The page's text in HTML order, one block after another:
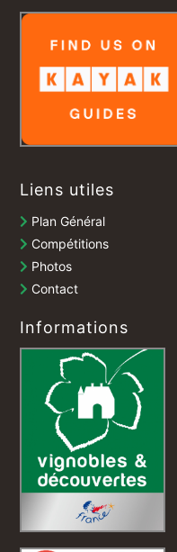
Liens utiles
Plan Général
Compétitions
Photos
Contact
Informations